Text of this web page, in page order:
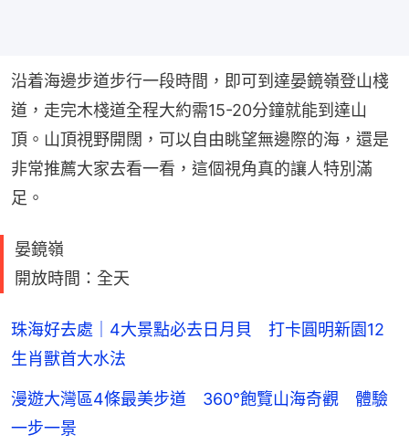
沿着海邊步道步行一段時間，即可到達晏鏡嶺登山棧
道，走完木棧道全程大約需15-20分鐘就能到達山
頂。山頂視野開闊，可以自由眺望無邊際的海，還是
非常推薦大家去看一看，這個視角真的讓人特別滿
足。
晏鏡嶺
開放時間：全天
珠海好去處｜4大景點必去日月貝 打卡圓明新園12
生肖獸首大水法
漫遊大灣區4條最美步道 360°飽覽山海奇觀 體驗
一步一景